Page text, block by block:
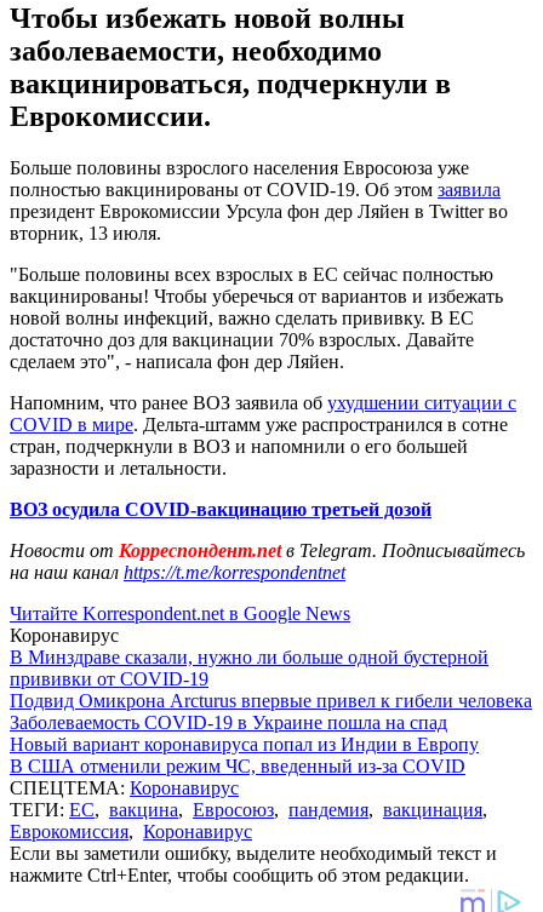
Чтобы избежать новой волны
заболеваемости, необходимо
вакцинироваться, подчеркнули в
Еврокомиссии.
Больше половины взрослого населения Евросоюза уже
полностью вакцинированы от COVID-19. Об этом заявила
президент Еврокомиссии Урсула фон дер Ляйен в Twitter во
вторник, 13 июля.
"Больше половины всех взрослых в ЕС сейчас полностью
вакцинированы! Чтобы уберечься от вариантов и избежать
новой волны инфекций, важно сделать прививку. В ЕС
достаточно доз для вакцинации 70% взрослых. Давайте
сделаем это", - написала фон дер Ляйен.
Напомним, что ранее ВОЗ заявила об ухудшении ситуации с
COVID в мире. Дельта-штамм уже распространился в сотне
стран, подчеркнули в ВОЗ и напомнили о его большей
заразности и летальности.
ВОЗ осудила COVID-вакцинацию третьей дозой
Новости от Корреспондент.netв Telegram. Подписывайтесь
на наш канал https://t.me/korrespondentnet
Читайте Korrespondent.net в Google News
Коронавирус
В Минздраве сказали, нужно ли больше одной бустерной
прививки от COVID-19
Подвид Омикрона Arcturus впервые привел к гибели человека
Заболеваемость COVID-19 в Украине пошла на спад
Новый вариант коронавируса попал из Индии в Европу
В США отменили режим ЧС, введенный из-за COVID
СПЕЦТЕМА: Коронавирус
ТЕГИ: ЕС, вакцина, Евросоюз, пандемия, вакцинация,
Еврокомиссия, Коронавирус
Если вы заметили ошибку, выделите необходимый текст и
нажмите Ctrl+Enter, чтобы сообщить об этом редакции.